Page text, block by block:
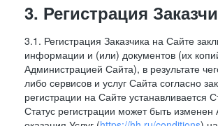
3. Регистрация
3.1. Регистрация Заказчика на Сайте
информации и (или) документов (их
Администрацией Сайта), в результате
либо сервисов и услуг Сайта согласно
регистрации на Сайте
Статус регистрации может быть